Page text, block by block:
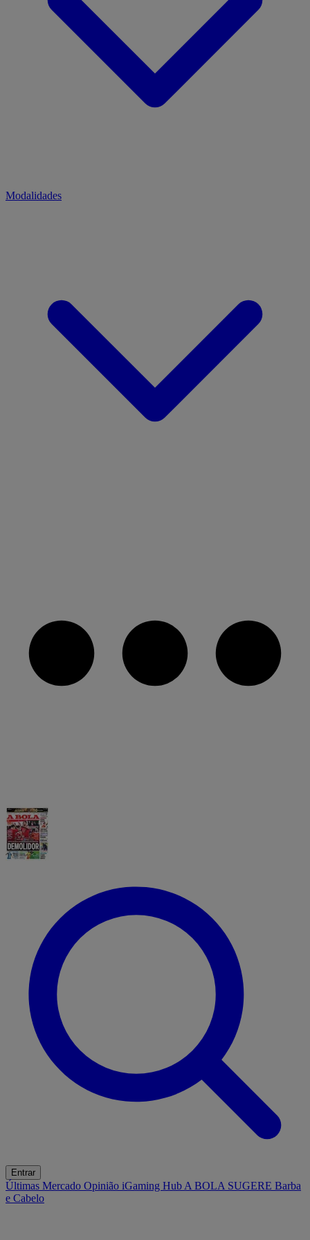
Modalidades
Entrar
Últimas Mercado Opinião iGaming Hub A BOLA SUGERE Barba
e Cabelo